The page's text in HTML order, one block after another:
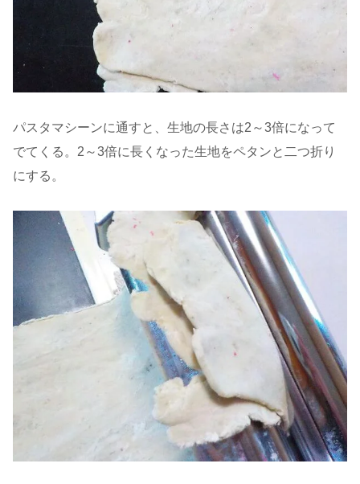
パスタマシーンに通すと、生地の長さは2～3倍になって
でてくる。2～3倍に長くなった生地をペタンと二つ折り
にする。